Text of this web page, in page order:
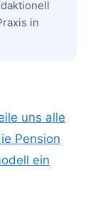
in
uns alle
Pension
ein